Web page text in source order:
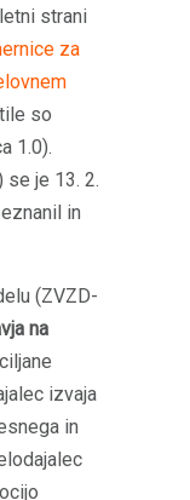
strani
za
so
1.0).
se je 13. 2.
in
(ZVZD-
na
izvaja
in